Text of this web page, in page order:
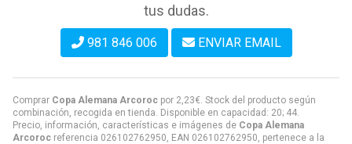
Comprar Copa Alemana Arcoroc por 2,23€. Stock del producto según
combinación, recogida en tienda. Disponible en capacidad: 20; 44.
Precio, información, características e imágenes de Copa Alemana
Arcoroc referencia 026102762950, EAN 026102762950, pertenece a la
tus dudas.
981 846 006 ENVIAR EMAIL